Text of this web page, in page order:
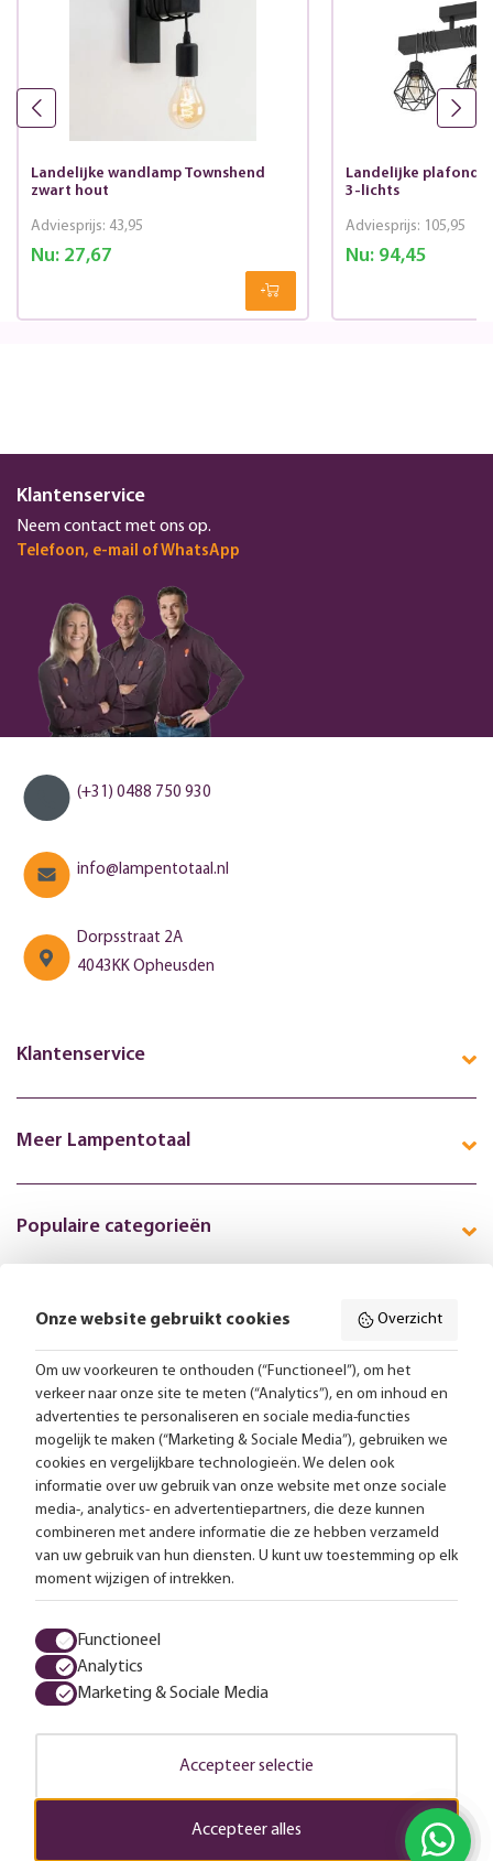
Landelijke wandlamp Townshend
zwart hout
Nu:27,67
Adviesprijs: 43,95
Landelijke
3-lichts
Nu:94,45
Adviesprijs: 105,95
Klantenservice
Neem contact met ons op.
Telefoon, e-mail of WhatsApp
(+31) 0488 750 930
info@lampentotaal.nl
Dorpsstraat 2A
4043KK Opheusden
Klantenservice
Meer Lampentotaal
Populaire categorieën
Volg ons online:
Gratis bezorging vanaf 99,-
Advies op maat
Meer dan 25.000 lampen op voorraad
4.57 uit 2853 reviews
Algemene voorwaarden
Onze website gebruikt cookies Overzicht
Om uw voorkeuren te onthouden (“Functioneel”), om het
verkeer naar onze site te meten (“Analytics”), en om inhoud en
advertenties te personaliseren en sociale media-functies
mogelijk te maken (“Marketing & Sociale Media”), gebruiken we
cookies en vergelijkbare technologieën. We delen ook
informatie over uw gebruik van onze website met onze sociale
media-, analytics- en advertentiepartners, die deze kunnen
combineren met andere informatie die ze hebben verzameld
van uw gebruik van hun diensten. U kunt uw toestemming op elk
moment wijzigen of intrekken.
Functioneel
Analytics
Marketing & Sociale Media
Accepteer selectie
Accepteer alles